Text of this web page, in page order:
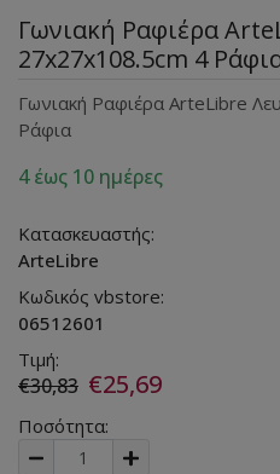
Γωνιακή Ραφιέρα
27x27x108.5cm 4
Γωνιακή Ραφιέρα ArteLibre
Ράφια
4 έως 10 ημέρες
Κατασκευαστής:
ArteLibre
Κωδικός vbstore:
06512601
Τιμή:
€30,83 €25,69
Ποσότητα: